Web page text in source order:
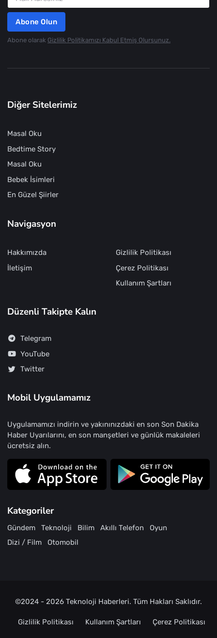
Abone Olun
Abone olarak Gizlilik Politikamızı Kabul Etmiş Olursunuz.
Diğer Sitelerimiz
Masal Oku
Bedtime Story
Masal Oku
Bebek İsimleri
En Güzel Şiirler
Navigasyon
Hakkımızda
İletişim
Gizlilik Politikası
Çerez Politikası
Kullanım Şartları
Düzenli Takipte Kalın
Telegram
YouTube
Twitter
Mobil Uygulamamız
Uygulamamızı indirin ve yakınınızdaki en son Son Dakika
Haber Uyarılarını, en son manşetleri ve günlük makaleleri
ücretsiz alın.
Kategoriler
Gündem Teknoloji Bilim Akıllı Telefon
Oyun
Dizi / Film
Otomobil
©2024 - 2026 Teknoloji Haberleri. Tüm Hakları Saklıdır.
Gizlilik Politikası Kullanım Şartları Çerez Politikası